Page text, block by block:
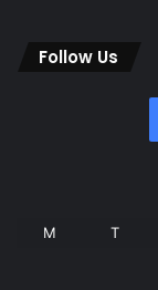
Follow Us
M T